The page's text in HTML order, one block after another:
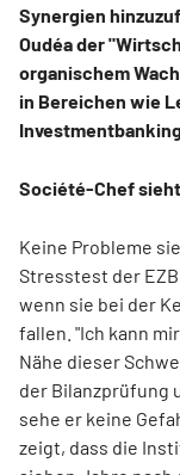
Synergien
Oudéa der
organischem
in Bereichen wie
Société-Chef
Keine Probleme
Stresstest der
wenn sie bei der
fallen. "Ich kann
Nähe dieser
der Bilanzprüfung
sehe er keine
zeigt, dass die